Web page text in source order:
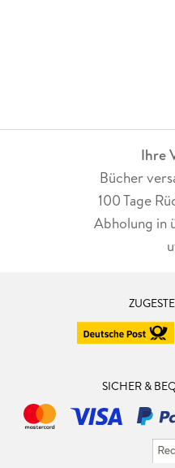
Ihre
Bücher
100 Tage
Abholung in
SICHER &